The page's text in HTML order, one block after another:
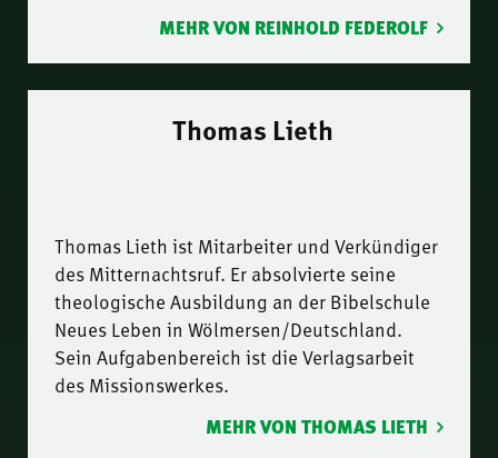
MEHR VON REINHOLD FEDEROLF
Thomas Lieth
Thomas Lieth ist Mitarbeiter und Verkündiger
des Mitternachtsruf. Er absolvierte seine
theologische Ausbildung an der Bibelschule
Neues Leben in Wölmersen/Deutschland.
Sein Aufgabenbereich ist die Verlagsarbeit
des Missionswerkes.
MEHR VON THOMAS LIETH